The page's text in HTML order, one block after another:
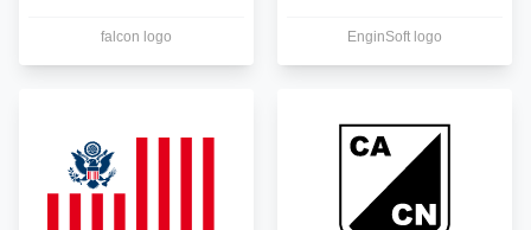
falcon logo EnginSoft logo